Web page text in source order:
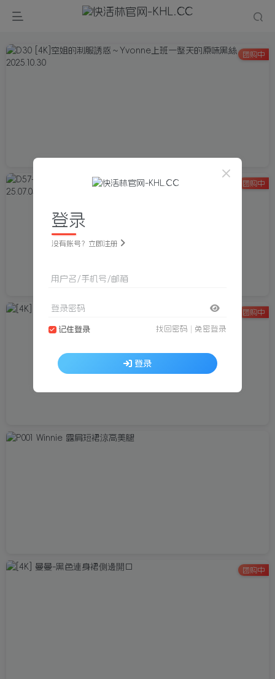
团购中
团购中
团购中
团购中
登录
没有账号？立即注册
用户名/手机号/邮箱
登录密码
记住登录 找回密码 免密登录
登录